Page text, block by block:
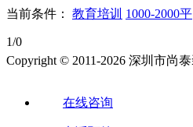
当前条件： 教育培训 1000-2000平
1/0
Copyright © 2011-2026 深圳市尚
在线咨询